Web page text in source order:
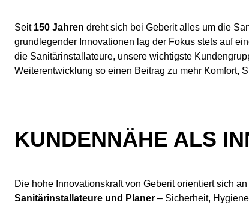
Seit 150 Jahren dreht sich bei Geberit alles um die
grundlegender Innovationen lag der Fokus stets auf
die Sanitärinstallateure, unsere wichtigste
Weiterentwicklung so einen Beitrag zu mehr Komfort,
KUNDENNÄHE ALS
Die hohe Innovationskraft von Geberit orientiert sich
Sanitärinstallateure und Planer – Sicherheit,